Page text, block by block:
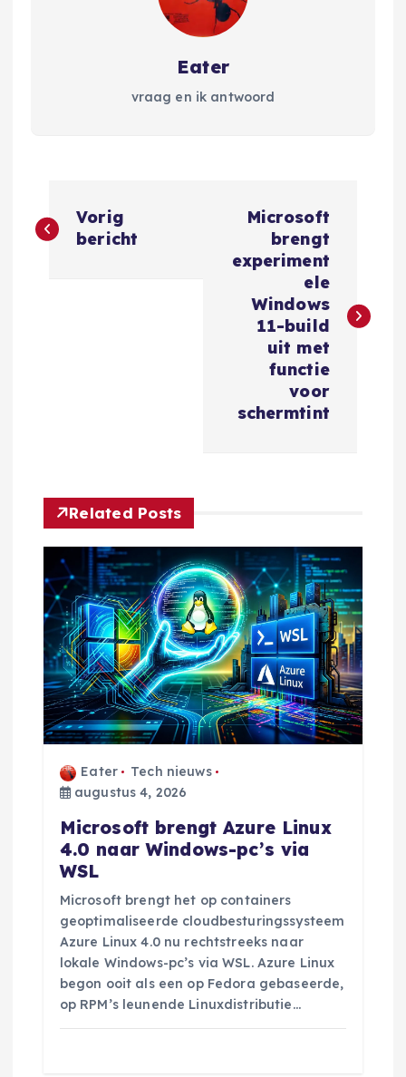
Eater
vraag en ik antwoord
e
n
a
v
g
a
Vorig
bericht
Microsoft
brengt
experiment
ele
Windows
11-build
uit met
functie
voor
schermtint
Related Posts
Eater
Tech nieuws
augustus 4, 2026
Microsoft brengt Azure Linux
4.0 naar Windows-pc’s via
WSL
Microsoft brengt het op containers
geoptimaliseerde cloudbesturingssysteem
Azure Linux 4.0 nu rechtstreeks naar
lokale Windows-pc’s via WSL. Azure Linux
begon ooit als een op Fedora gebaseerde,
op RPM’s leunende Linuxdistributie…